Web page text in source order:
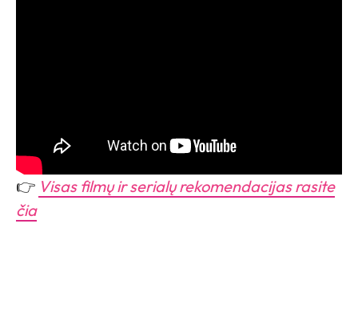
👉 Visas filmų ir serialų rekomendacijas rasite
čia